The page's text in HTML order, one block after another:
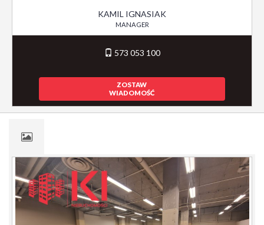
KAMIL IGNASIAK
MANAGER
573 053 100
ZOSTAW
WIADOMOŚĆ